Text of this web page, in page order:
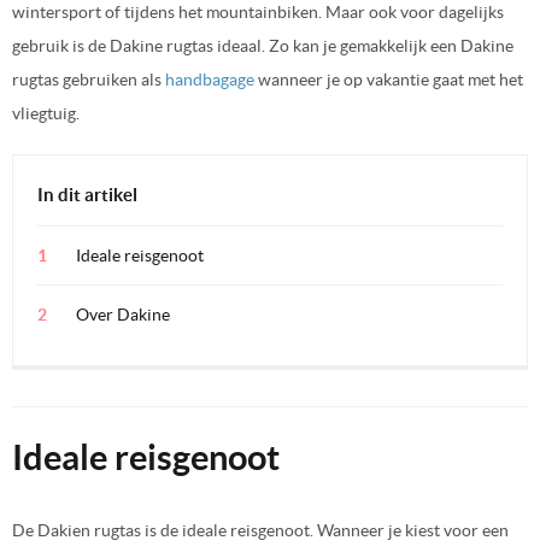
wintersport of tijdens het mountainbiken. Maar ook voor dagelijks
gebruik is de Dakine rugtas ideaal. Zo kan je gemakkelijk een Dakine
rugtas gebruiken als handbagagewanneer je op vakantie gaat met het
vliegtuig.
In dit artikel
Ideale reisgenoot
Over Dakine
Ideale reisgenoot
De Dakien rugtas is de ideale reisgenoot. Wanneer je kiest voor een